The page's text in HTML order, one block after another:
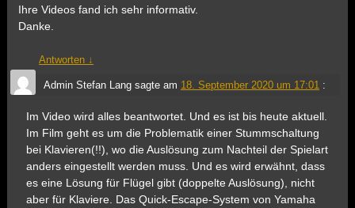
Ihre Videos fand ich sehr informativ.
Danke.
Antworten ↓
Admin Stefan Langsagte am 18. September 2020 um 17:01 :
Im Video wird alles beantwortet. Und es ist bis heute aktuell.
Im Film geht es um die Problematik einer Stummschaltung
bei Klavieren(!!), wo die Auslösung zum Nachteil der Spielart
anders eingestellt werden muss. Und es wird erwähnt, dass
es eine Lösung für Flügel gibt (doppelte Auslösung), nicht
aber für Klaviere. Das Quick-Escape-System von Yamaha